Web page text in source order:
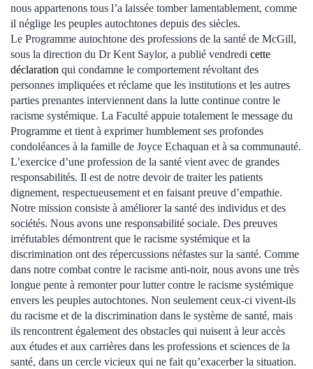
nous appartenons tous l’a laissée tomber lamentablement, comme
il néglige les peuples autochtones depuis des siècles.
Le Programme autochtone des professions de la santé de McGill,
sous la direction du Dr Kent Saylor, a publié vendredi cette
déclaration qui condamne le comportement révoltant des
personnes impliquées et réclame que les institutions et les autres
parties prenantes interviennent dans la lutte continue contre le
racisme systémique. La Faculté appuie totalement le message du
Programme et tient à exprimer humblement ses profondes
condoléances à la famille de Joyce Echaquan et à sa communauté.
L’exercice d’une profession de la santé vient avec de grandes
responsabilités. Il est de notre devoir de traiter les patients
dignement, respectueusement et en faisant preuve d’empathie.
Notre mission consiste à améliorer la santé des individus et des
sociétés. Nous avons une responsabilité sociale. Des preuves
irréfutables démontrent que le racisme systémique et la
discrimination ont des répercussions néfastes sur la santé. Comme
dans notre combat contre le racisme anti-noir, nous avons une très
longue pente à remonter pour lutter contre le racisme systémique
envers les peuples autochtones. Non seulement ceux-ci vivent-ils
du racisme et de la discrimination dans le système de santé, mais
ils rencontrent également des obstacles qui nuisent à leur accès
aux études et aux carrières dans les professions et sciences de la
santé, dans un cercle vicieux qui ne fait qu’exacerber la situation.